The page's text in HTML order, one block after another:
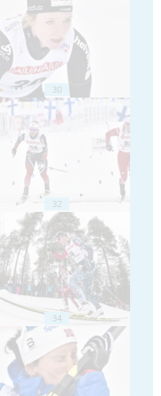
30
32
34